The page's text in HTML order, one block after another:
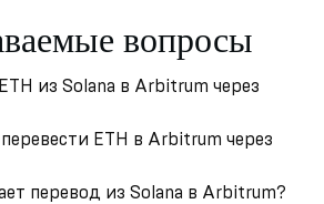
вопросы
из Solana в Arbitrum через
ETH в Arbitrum через
перевод из Solana в Arbitrum?